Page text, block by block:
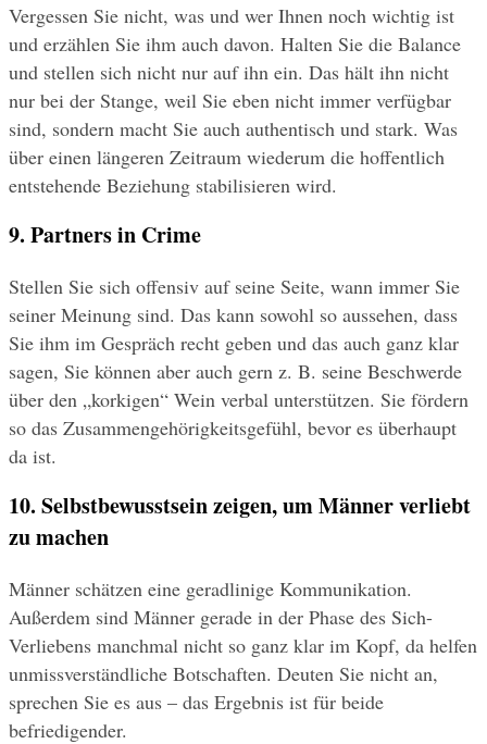
Vergessen Sie nicht, was und wer Ihnen noch wichtig ist
und erzählen Sie ihm auch davon. Halten Sie die Balance
und stellen sich nicht nur auf ihn ein. Das hält ihn nicht
nur bei der Stange, weil Sie eben nicht immer verfügbar
sind, sondern macht Sie auch authentisch und stark. Was
über einen längeren Zeitraum wiederum die hoffentlich
entstehende Beziehung stabilisieren wird.
9. Partners in Crime
Stellen Sie sich offensiv auf seine Seite, wann immer Sie
seiner Meinung sind. Das kann sowohl so aussehen, dass
Sie ihm im Gespräch recht geben und das auch ganz klar
sagen, Sie können aber auch gern z. B. seine Beschwerde
über den „korkigen“ Wein verbal unterstützen. Sie fördern
so das Zusammengehörigkeitsgefühl, bevor es überhaupt
da ist.
10. Selbstbewusstsein zeigen, um Männer verliebt
zu machen
Männer schätzen eine geradlinige Kommunikation.
Außerdem sind Männer gerade in der Phase des Sich-
Verliebens manchmal nicht so ganz klar im Kopf, da helfen
unmissverständliche Botschaften. Deuten Sie nicht an,
sprechen Sie es aus – das Ergebnis ist für beide
befriedigender.